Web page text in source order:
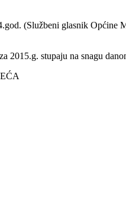
(Službeni glasnik Općine
2015.g. stupaju na snagu